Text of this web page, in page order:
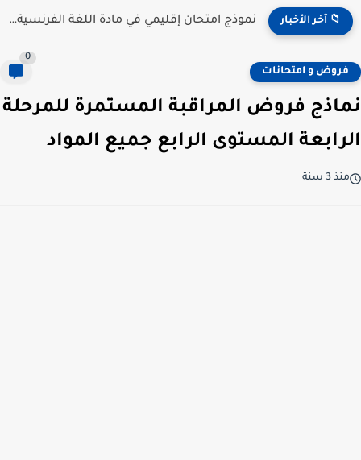
📁 آخر الأخبار نموذج امتحان إقليمي في مادة اللغة الفرنسية للمستوى السادس...
فروض و امتحانات
0
نماذج فروض المراقبة المستمرة للمرحلة
الرابعة المستوى الرابع جميع المواد
منذ 3 سنة